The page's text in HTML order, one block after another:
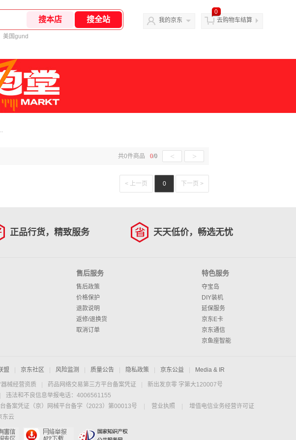
美国gund
我的京东
0
去购物车结算
0/0 < >
共0件商品
< 上一页 0 下一页 >
正品行货，精致服务 天天低价，畅选无忧
售后服务
售后政策
价格保护
退款说明
返修/退换货
取消订单
特色服务
夺宝岛
DIY装机
延保服务
京东E卡
京东通信
京鱼座智能
盟 京东社区 风险监测 质量公告 隐私政策 京东公益 Media & IR
器械经营资质 药品网络交易第三方平台备案凭证
新出发京零 字第大120007号
违法和不良信息举报电话：4006561155
备案凭证（京）网械平台备字（2023）第00013号 营业执照
增值电信业务经营许可证
东云